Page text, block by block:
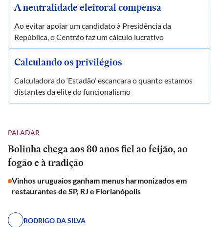
A neutralidade eleitoral compensa
Ao evitar apoiar um candidato à Presidência da
República, o Centrão faz um cálculo lucrativo
Calculando os privilégios
Calculadora do ‘Estadão’ escancara o quanto estamos
distantes da elite do funcionalismo
PALADAR
Bolinha chega aos 80 anos fiel ao feijão, ao
fogão e à tradição
Vinhos uruguaios ganham menus harmonizados em
restaurantes de SP, RJ e Florianópolis
RODRIGO DA SILVA